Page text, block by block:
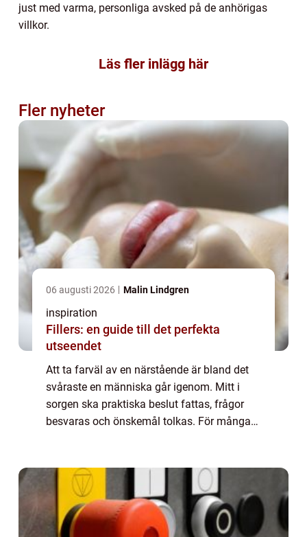
just med varma, personliga avsked på de anhörigas
villkor.
Läs fler inlägg här
Fler nyheter
06 augusti 2026 Malin Lindgren
inspiration
Fillers: en guide till det perfekta
utseendet
Att ta farväl av en närstående är bland det
svåraste en människa går igenom. Mitt i
sorgen ska praktiska beslut fattas, frågor
besvaras och önskemål tolkas. För många